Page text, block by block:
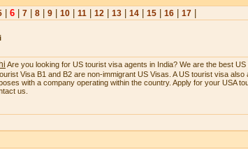
| 6| 7| 8| 9| 10| 11| 12| 13| 14| 15| 16| 17|
Are you looking for US tourist visa agents in India? We are the best
Visa B1 and B2 are non-immigrant US Visas. A US tourist visa also
with a company operating within the country. Apply for your USA
us.